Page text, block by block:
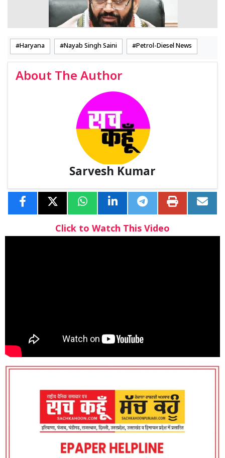
Haryana Nayab Singh Saini Petrol-Diesel News
About The Author
Sarvesh Kumar
Click to Watch This Video